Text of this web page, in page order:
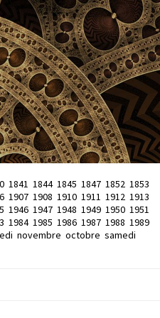
1841 1844 1845 1847 1852 1853
1907 1908 1910 1911 1912 1913
1946 1947 1948 1949 1950 1951
1984 1985 1986 1987 1988 1989
novembre octobre samedi